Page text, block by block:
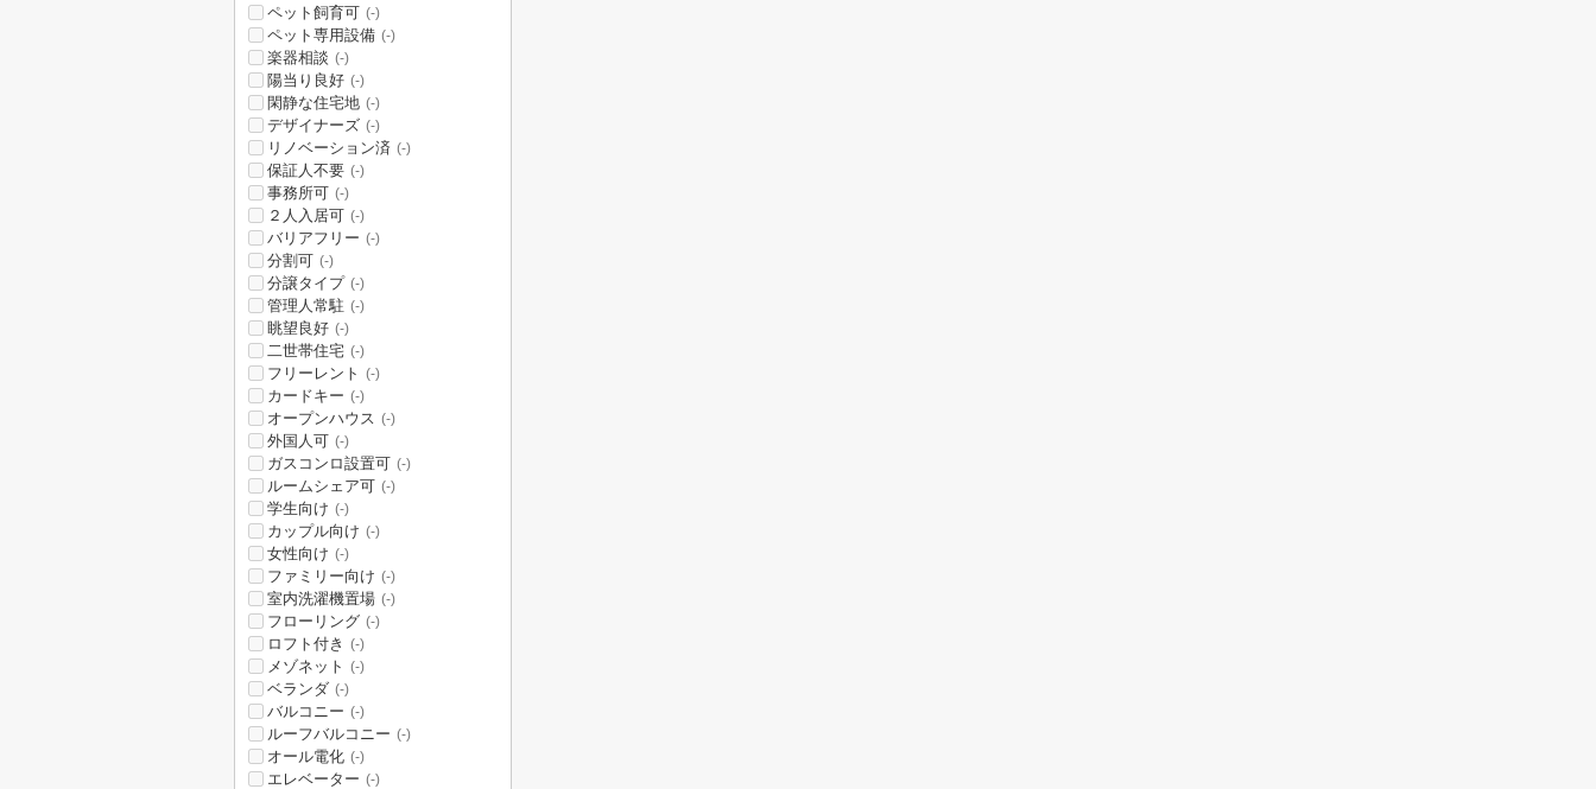
ペット飼育可 (-)
ペット専用設備 (-)
楽器相談 (-)
陽当り良好 (-)
閑静な住宅地 (-)
デザイナーズ (-)
リノベーション済 (-)
保証人不要 (-)
事務所可 (-)
２人入居可 (-)
バリアフリー (-)
分割可 (-)
分譲タイプ (-)
管理人常駐 (-)
眺望良好 (-)
二世帯住宅 (-)
フリーレント (-)
カードキー (-)
オープンハウス (-)
外国人可 (-)
ガスコンロ設置可 (-)
ルームシェア可 (-)
学生向け (-)
カップル向け (-)
女性向け (-)
ファミリー向け (-)
室内洗濯機置場 (-)
フローリング (-)
ロフト付き (-)
メゾネット (-)
ベランダ (-)
バルコニー (-)
ルーフバルコニー (-)
オール電化 (-)
エレベーター (-)